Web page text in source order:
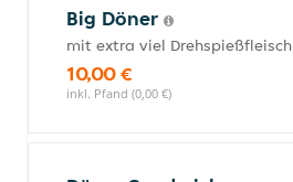
Big Döner
mit extra viel Drehspießfleisch
10,00 €
inkl. Pfand (0,00 €)